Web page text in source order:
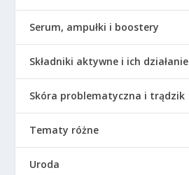
Serum, ampułki i boostery
Składniki aktywne i ich działanie
Skóra problematyczna i trądzik
Tematy różne
Uroda